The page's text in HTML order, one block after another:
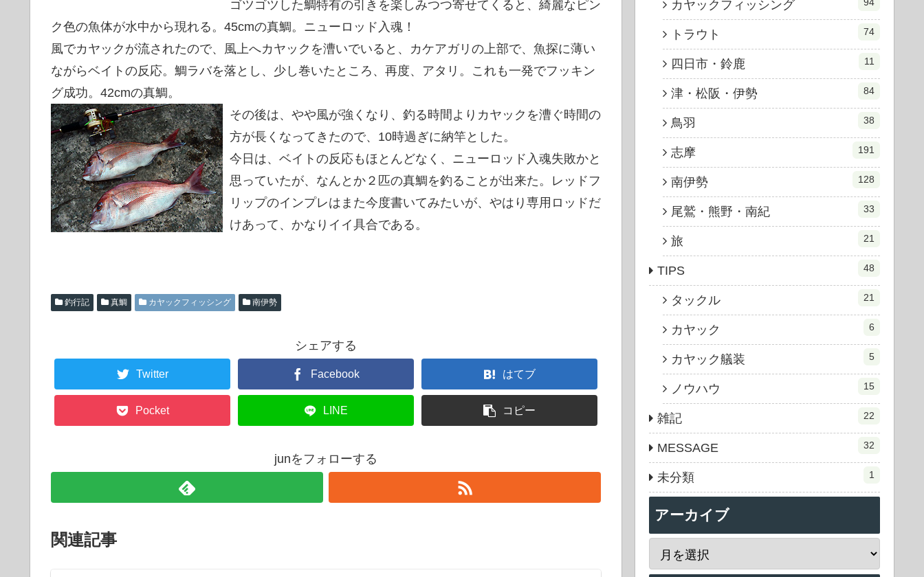
ゴツゴツした鯛特有の引きを楽しみつつ寄せてくると、綺麗なピン
ク色の魚体が水中から現れる。45cmの真鯛。ニューロッド入魂！
風でカヤックが流されたので、風上へカヤックを漕いでいると、カケアガリの上部で、魚探に薄い
ながらベイトの反応。鯛ラバを落とし、少し巻いたところ、再度、アタリ。これも一発でフッキン
グ成功。42cmの真鯛。
その後は、やや風が強くなり、釣る時間よりカヤックを漕ぐ時間の
方が長くなってきたので、10時過ぎに納竿とした。
今日は、ベイトの反応もほとんどなく、ニューロッド入魂失敗かと
思っていたが、なんとか２匹の真鯛を釣ることが出来た。レッドフ
リップのインプレはまた今度書いてみたいが、やはり専用ロッドだ
けあって、かなりイイ具合である。
釣行記 真鯛 カヤックフィッシング 南伊勢
シェアする
Twitter Facebook はてブ
Pocket LINE コピー
junをフォローする
関連記事
カヤックフィッシング
トラウト 74
四日市・鈴鹿 11
津・松阪・伊勢 84
鳥羽 38
志摩 191
南伊勢 128
尾鷲・熊野・南紀 33
旅 21
TIPS 48
タックル 21
カヤック 6
カヤック艤装 5
ノウハウ 15
雑記 22
MESSAGE 32
未分類 1
アーカイブ